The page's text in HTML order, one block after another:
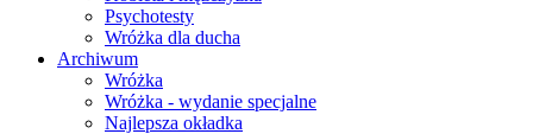
Psychotesty
Wróżka dla ducha
Archiwum
Wróżka
Wróżka - wydanie specjalne
Najlepsza okładka